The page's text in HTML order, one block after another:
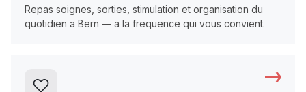
Repas soignes, sorties, stimulation et organisation du
quotidien a Bern — a la frequence qui vous convient.